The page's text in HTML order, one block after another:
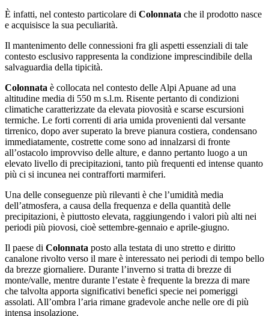
È infatti, nel contesto particolare di Colonnata che il prodotto nasce
e acquisisce la sua peculiarità.
Il mantenimento delle connessioni fra gli aspetti essenziali di tale
contesto esclusivo rappresenta la condizione imprescindibile della
salvaguardia della tipicità.
Colonnata è collocata nel contesto delle Alpi Apuane ad una
altitudine media di 550 m s.l.m. Risente pertanto di condizioni
climatiche caratterizzate da elevata piovosità e scarse escursioni
termiche. Le forti correnti di aria umida provenienti dal versante
tirrenico, dopo aver superato la breve pianura costiera, condensano
immediatamente, costrette come sono ad innalzarsi di fronte
all’ostacolo improvviso delle alture, e danno pertanto luogo a un
elevato livello di precipitazioni, tanto più frequenti ed intense quanto
più ci si incunea nei contrafforti marmiferi.
Una delle conseguenze più rilevanti è che l’umidità media
dell’atmosfera, a causa della frequenza e della quantità delle
precipitazioni, è piuttosto elevata, raggiungendo i valori più alti nei
periodi più piovosi, cioè settembre-gennaio e aprile-giugno.
Il paese di Colonnata posto alla testata di uno stretto e diritto
canalone rivolto verso il mare è interessato nei periodi di tempo bello
da brezze giornaliere. Durante l’inverno si tratta di brezze di
monte/valle, mentre durante l’estate è frequente la brezza di mare
che talvolta apporta significativi benefici specie nei pomeriggi
assolati. All’ombra l’aria rimane gradevole anche nelle ore di più
intensa insolazione.